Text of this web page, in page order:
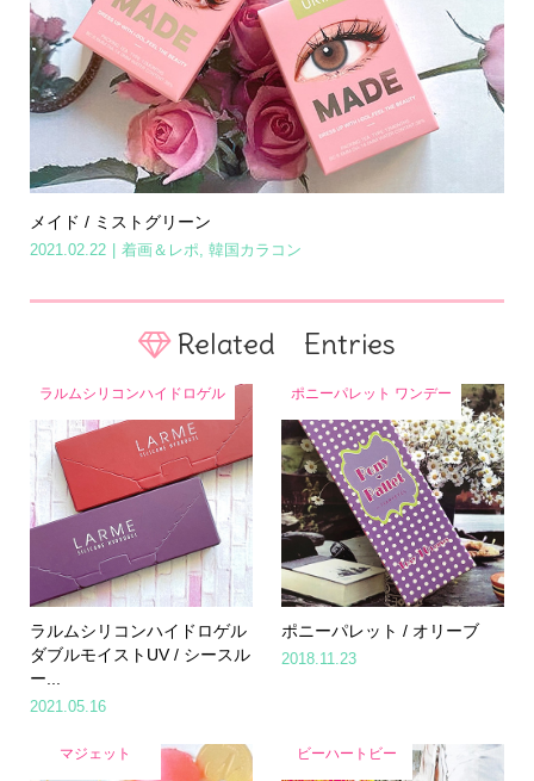
メイド / ミストグリーン
2021.02.22 着画＆レポ 韓国カラコン
Related Entries
ラルムシリコンハイドロゲル
ラルムシリコンハイドロゲル
ダブルモイストUV / シースル
ー...
2021.05.16
ポニーパレット ワンデー
ポニーパレット / オリーブ
2018.11.23
マジェット ビーハートビー